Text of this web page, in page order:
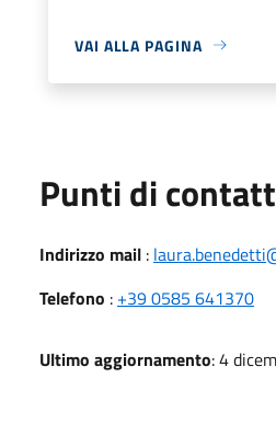
VAI ALLA PAGINA
Punti di
Indirizzo mail :
Telefono : +39 0585 641370
Ultimo aggiornamento: 4